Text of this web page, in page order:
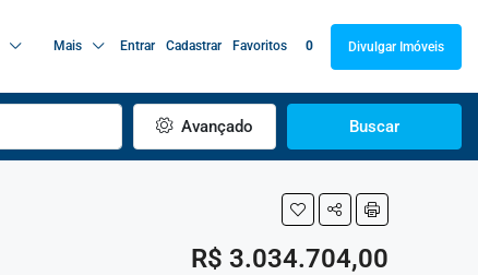
Mais Entrar Cadastrar Favoritos 0 Divulgar Imóveis
Avançado Buscar
R$ 3.034.704,00